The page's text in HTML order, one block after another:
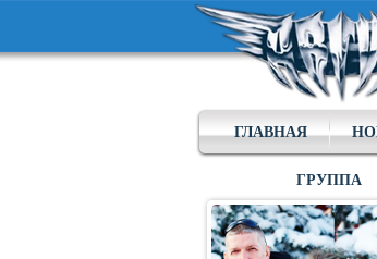
ГЛАВНАЯ
ГРУППА